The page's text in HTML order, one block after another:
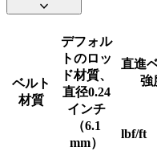
ベルト
材質
デフォル
トのロッ
ド材質、
直径0.24
インチ
（6.1
mm）
直進
強
lbf/ft